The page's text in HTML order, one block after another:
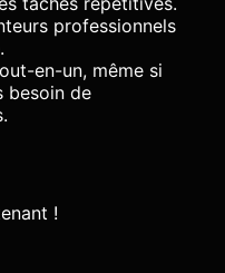
professionnels
en-un, même si
besoin de
!